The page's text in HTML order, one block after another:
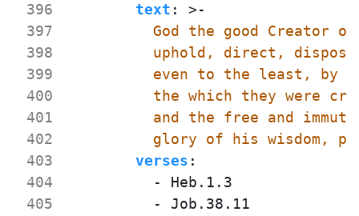
396
397
398
399
400
401
402
403
404
405
text : >-
glory of his wisdom,
verses :
- Heb.1.3
- Job.38.11